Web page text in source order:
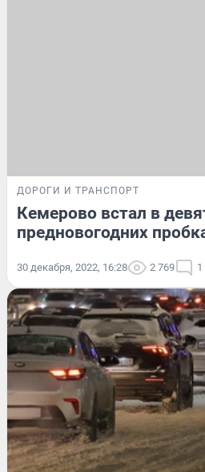
ДОРОГИ И ТРАНСПОРТ
Кемерово встал в
предновогодних
30 декабря, 2022, 16:28 2 769 1